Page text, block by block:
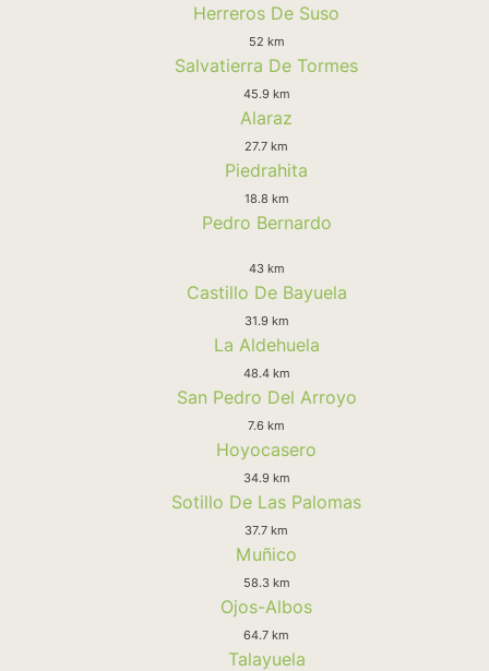
Herreros De Suso
52 km
Salvatierra De Tormes
45.9 km
Alaraz
27.7 km
Piedrahita
18.8 km
Pedro Bernardo
43 km
Castillo De Bayuela
31.9 km
La Aldehuela
48.4 km
San Pedro Del Arroyo
7.6 km
Hoyocasero
34.9 km
Sotillo De Las Palomas
37.7 km
Muñico
58.3 km
Ojos-Albos
64.7 km
Talayuela